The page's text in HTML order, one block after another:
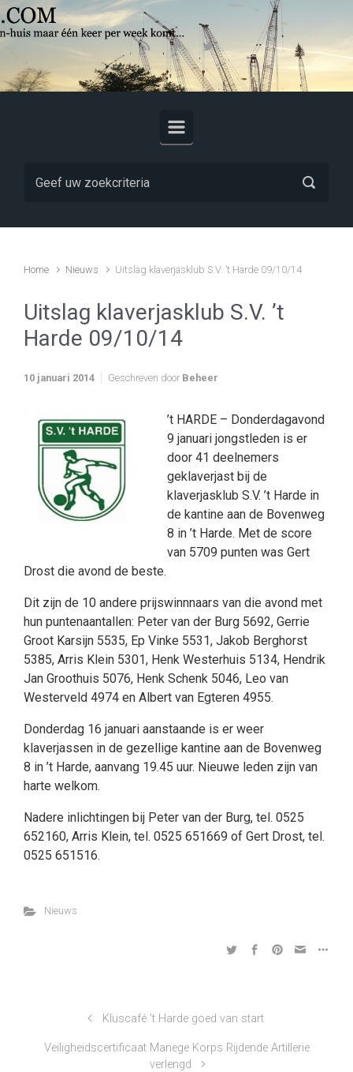
Skip to main content
Home Nieuws Uitslag klaverjasklub S.V. ’t Harde 09/10/14
Uitslag klaverjasklub S.V. ’t
Harde 09/10/14
10 januari 2014 Geschreven door Beheer
’t HARDE – Donderdagavond
9 januari jongstleden is er
door 41 deelnemers
geklaverjast bij de
klaverjasklub S.V. ’t Harde in
de kantine aan de Bovenweg
8 in ’t Harde. Met de score
van 5709 punten was Gert
Drost die avond de beste.
Dit zijn de 10 andere prijswinnnaars van die avond met
hun puntenaantallen: Peter van der Burg 5692, Gerrie
Groot Karsijn 5535, Ep Vinke 5531, Jakob Berghorst
5385, Arris Klein 5301, Henk Westerhuis 5134, Hendrik
Jan Groothuis 5076, Henk Schenk 5046, Leo van
Westerveld 4974 en Albert van Egteren 4955.
Donderdag 16 januari aanstaande is er weer
klaverjassen in de gezellige kantine aan de Bovenweg
8 in ’t Harde, aanvang 19.45 uur. Nieuwe leden zijn van
harte welkom.
Nadere inlichtingen bij Peter van der Burg, tel. 0525
652160, Arris Klein, tel. 0525 651669 of Gert Drost, tel.
0525 651516.
Nieuws
Kluscafé ’t Harde goed van start
Veiligheidscertificaat Manege Korps Rijdende Artillerie
verlengd